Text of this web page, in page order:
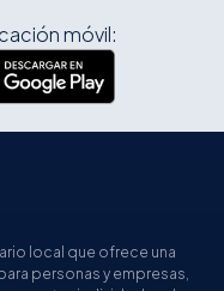
móvil:
local que ofrece una
personas y empresas,